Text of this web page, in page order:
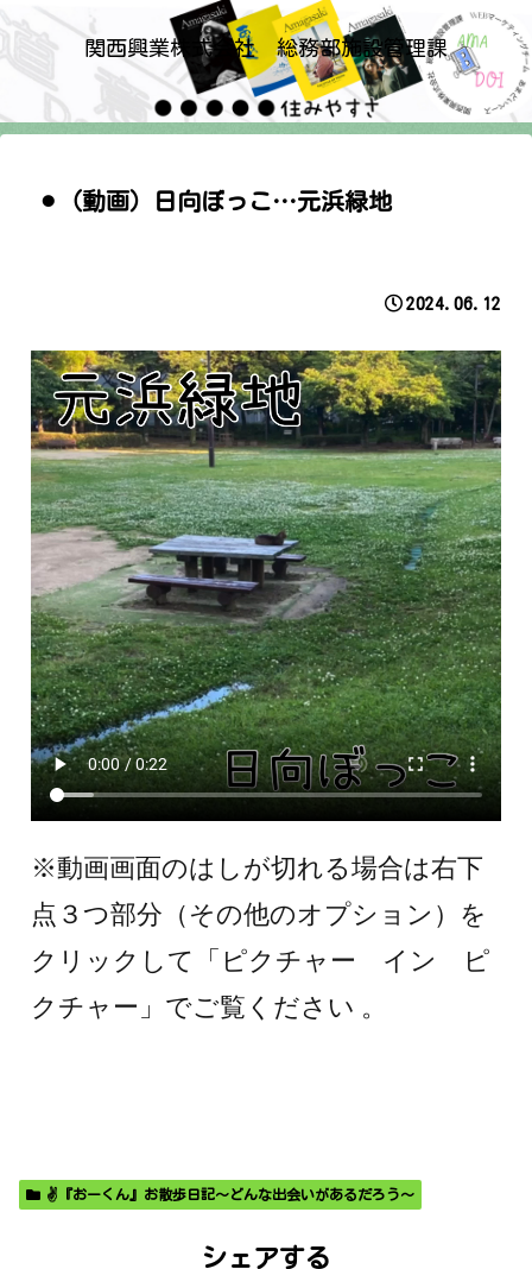
関西興業株式会社 総務部施設管理課
⚫︎（動画）日向ぼっこ…元浜緑地
2024.06.12
※動画画面のはしが切れる場合は右下
点３つ部分（その他のオプション）を
クリックして「ピクチャー イン ピ
クチャー」でご覧ください 。
✌️『おーくん』お散歩日記〜どんな出会いがあるだろう〜
シェアする